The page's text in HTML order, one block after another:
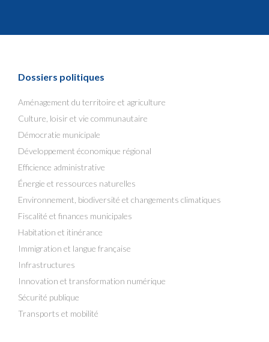
Dossiers politiques
Aménagement du territoire et agriculture
Culture, loisir et vie communautaire
Démocratie municipale
Développement économique régional
Efficience administrative
Énergie et ressources naturelles
Environnement, biodiversité et changements climatiques
Fiscalité et finances municipales
Habitation et itinérance
Immigration et langue française
Infrastructures
Innovation et transformation numérique
Sécurité publique
Transports et mobilité